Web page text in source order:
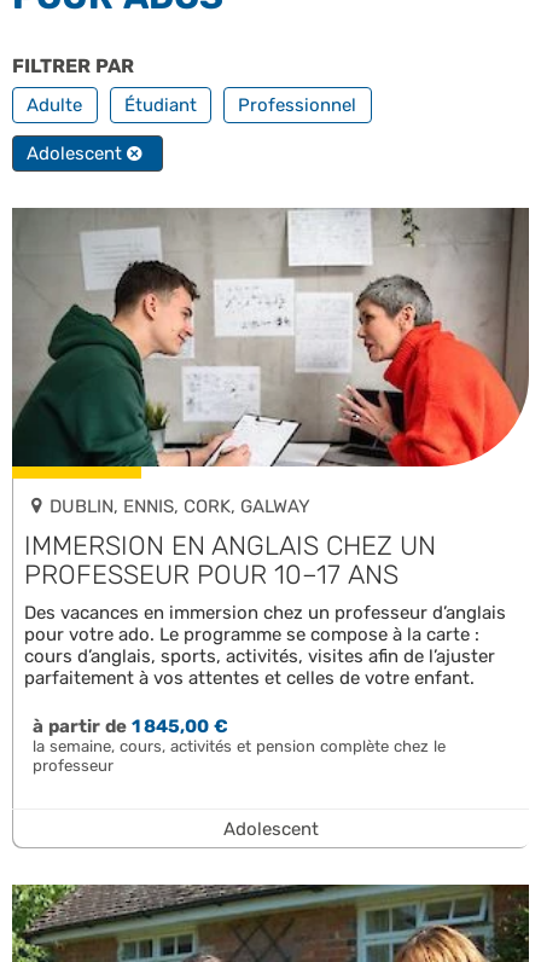
FILTRER PAR
Adulte Étudiant Professionnel
Adolescent
DUBLIN, ENNIS, CORK, GALWAY
IMMERSION EN ANGLAIS CHEZ UN
PROFESSEUR POUR 10–17 ANS
Des vacances en immersion chez un professeur d’anglais
pour votre ado. Le programme se compose à la carte :
cours d’anglais, sports, activités, visites afin de l’ajuster
parfaitement à vos attentes et celles de votre enfant.
à partir de1 845,00 €
la semaine, cours, activités et pension complète chez le
professeur
Adolescent